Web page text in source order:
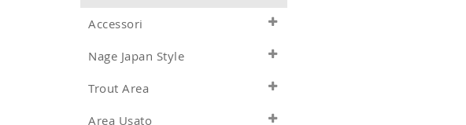
Accessori
Nage Japan Style
Trout Area
Area Usato